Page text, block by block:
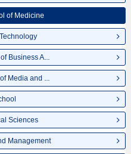
of Medicine
Business A...
Media and ...
Sciences
Management